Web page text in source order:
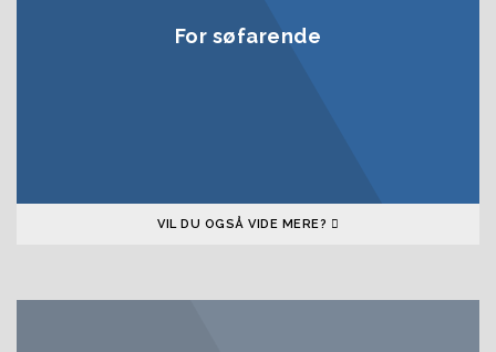
For søfarende
VIL DU OGSÅ VIDE MERE?